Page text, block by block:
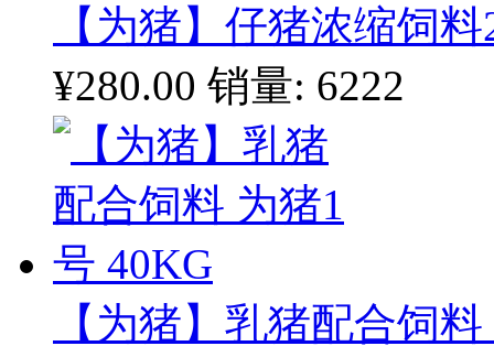
【为猪】仔猪浓缩饲
¥280.00 销量: 6222
【为猪】乳猪配合饲